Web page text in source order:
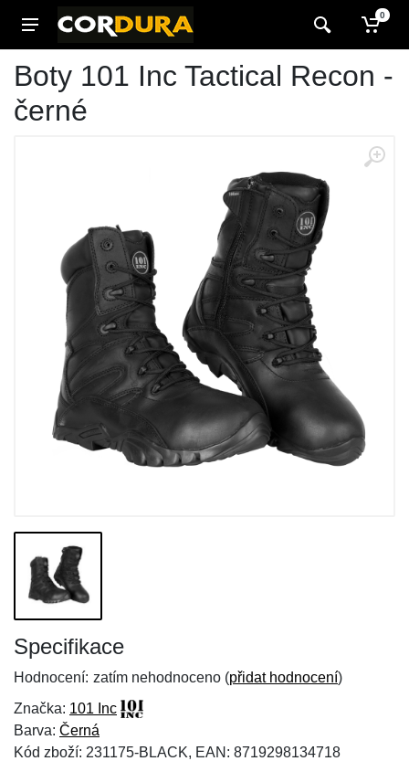
0
Boty 101 Inc Tactical Recon -
černé
Specifikace
Hodnocení: zatím nehodnoceno (přidat hodnocení)
Značka: 101 Inc
Barva: Černá
Kód zboží: 231175-BLACK, EAN: 8719298134718